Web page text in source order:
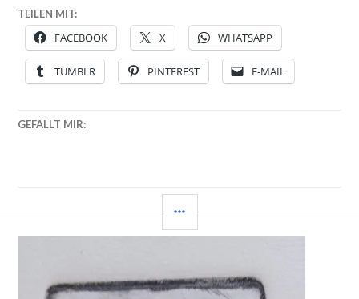
TEILEN MIT:
FACEBOOK X WHATSAPP
TUMBLR PINTEREST E-MAIL
GEFÄLLT MIR: